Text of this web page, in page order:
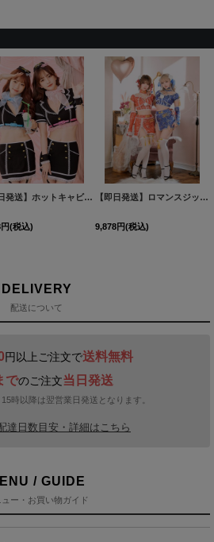
【即日発送】ホットキャビンクルー【マリームーン】【ハロウィンコスプレ9点セット】【フリーサイズ/2カラー】[HC03]
円(税込)
【即日発送】ロマンスジッパーチャイナ【マリームーン】【ハロウィンコスプレ6点セット】【フリーサイズ/2カラー】[HC03]
9,878円(税込)
DELIVERY
配送について
円以上ご注文で送料無料
でのご注文当日発送
時以降は翌営業日発送となります。
達日数目安・詳細はこちら
/ GUIDE
ュー・お買い物ガイド